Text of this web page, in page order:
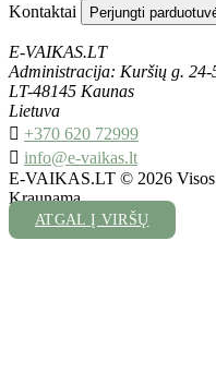
Kontaktai Perjungti
E-VAIKAS.LT
Administracija: Kuršių g. 24-
LT-48145 Kaunas
Lietuva
 +370 620 72999
 info@e-vaikas.lt
E-VAIKAS.LT © 2026 Visos
Kraunama...
ATGAL Į VIRŠŲ